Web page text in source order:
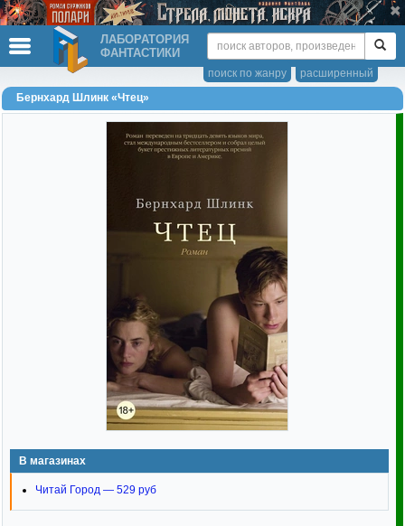
ЛАБОРАТОРИЯ
ФАНТАСТИКИ
расширенный
поиск по жанру
Бернхард Шлинк «Чтец»
В магазинах
Читай Город — 529 руб